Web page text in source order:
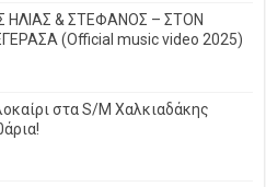
ΗΛΙΑΣ & ΣΤΕΦΑΝΟΣ – ΣΤΟΝ
(Official music video 2025)
στα S/M Χαλκιαδάκης